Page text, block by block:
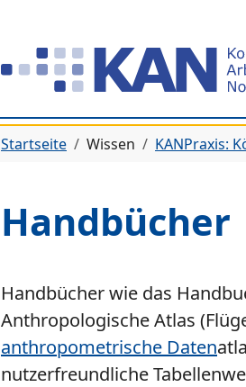
Sie befinden sich hier:
Startseite Wissen KANPraxis:
Handbücher
Handbücher wie das
Anthropologische Atlas
anthropometrische Daten
nutzerfreundliche